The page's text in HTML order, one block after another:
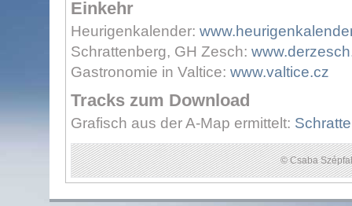
Einkehr
Heurigenkalender:
Schrattenberg, GH Zesch:
Gastronomie in Valtice: www.valtice.cz
Tracks zum Download
Grafisch aus der A-Map ermittelt:
© Csaba